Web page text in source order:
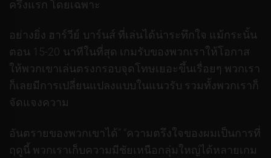
ครึ่งแรก โดยเฉพาะ
อย่างยิ่ง ฮาร์วีย์ บาร์นส์ ที่เล่นได้น่าระทึกใจ แม้กระนั้น
ตอน 15-20 นาทีในที่สุด เกมรับของพวกเราให้โอกาส
ให้พวกเขาเล่นตรงกรอบจุดโทษเยอะขึ้นเรื่อยๆ พวกเรา
ก็เลยมีการเปลี่ยนแปลงแบบในแนวรับ รวมทั้งพวกเราก็
จัดแจงความ
อันตรายของพวกเขาได้” “ความตรึงใจของผมเป็นการที่
ฤดูนี้ พวกเราเก็บความมีชัยเหนือกลุ่มใหญ่ได้หลายเกม